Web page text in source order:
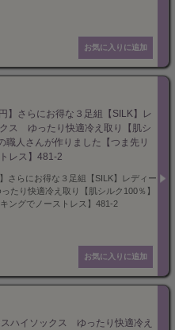
】さらにお得な３足組【SILK】レ
ス ゆったり快適冷え取り【肌シ
職人さんが作りました【つま先リ
レス】481-2
さらにお得な３足組【SILK】レディー
たり快適冷え取り【肌シルク100％】
ングでノーストレス】481-2
スハイソックス ゆったり快適冷え